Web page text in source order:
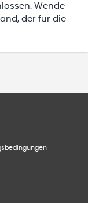
Wende
der für die